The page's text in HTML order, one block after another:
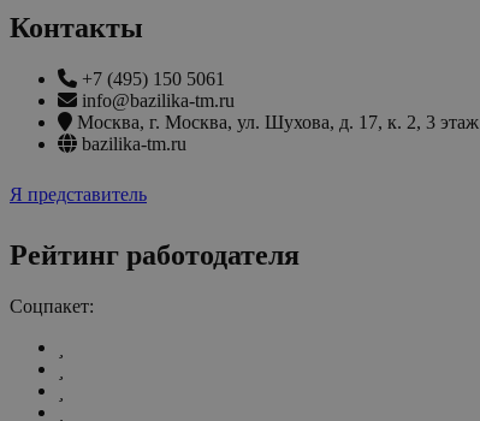
Контакты
+7 (495) 150 5061
info@bazilika-tm.ru
Москва, г. Москва, ул. Шухова, д. 17, к. 2, 3 этаж
bazilika-tm.ru
Я представитель
Рейтинг работодателя
Соцпакет: